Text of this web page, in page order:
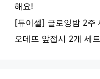
해요!
[듀이셀] 글로잉밤 2주
오데뜨 앞접시 2개 세